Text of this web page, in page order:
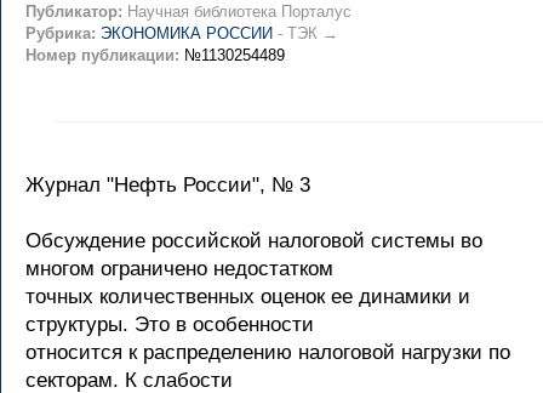
Публикатор: Научная библиотека Порталус
Рубрика: ЭКОНОМИКА РОССИИ - ТЭК →
Номер публикации: №1130254489
Журнал "Нефть России", № 3
Обсуждение российской налоговой системы во
многом ограничено недостатком
точных количественных оценок ее динамики и
структуры. Это в особенности
относится к распределению налоговой нагрузки по
секторам. К слабости